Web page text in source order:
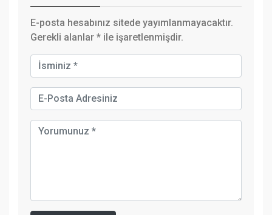
E-posta hesabınız sitede yayımlanmayacaktır.
Gerekli alanlar * ile işaretlenmişdir.